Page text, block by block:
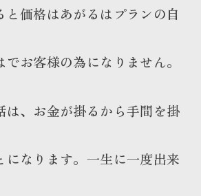
と価格はあがるはプランの自
お客様の為になりません。
は、お金が掛るから手間を掛
になります。一生に一度出来